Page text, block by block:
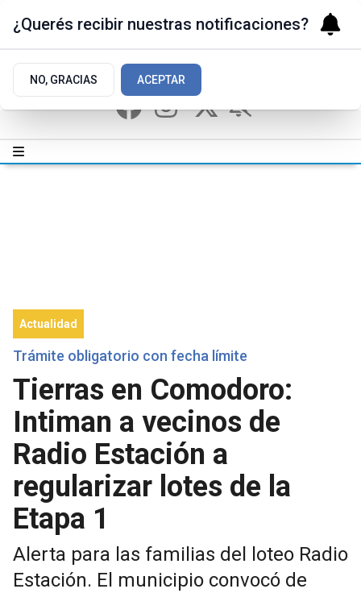
Actualidad
Trámite obligatorio con fecha límite
Tierras en Comodoro:
Intiman a vecinos de
Radio Estación a
regularizar lotes de la
Etapa 1
Alerta para las familias del loteo Radio
Estación. El municipio convocó de
¿Querés recibir nuestras notificaciones?
NO, GRACIAS ACEPTAR